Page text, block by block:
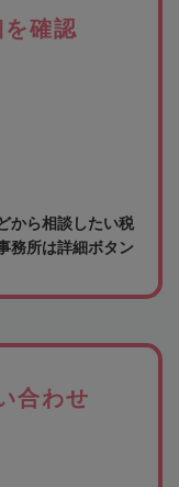
確認
から相談したい税
務所は詳細ボタン
合わせ